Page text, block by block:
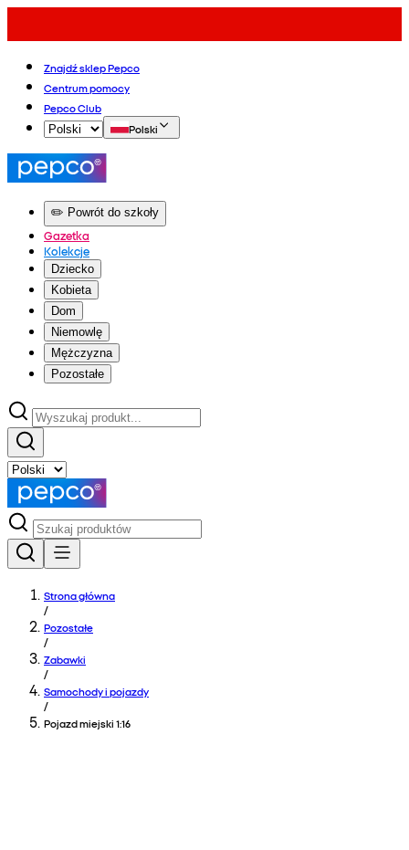
Znajdź sklep Pepco
Centrum pomocy
Pepco Club
Polski
✏️ Powrót do szkoły
Gazetka
Kolekcje
Dziecko
Kobieta
Dom
Niemowlę
Mężczyzna
Pozostałe
Strona główna
/
Pozostałe
/
Zabawki
/
Samochody i pojazdy
/
Pojazd miejski 1:16